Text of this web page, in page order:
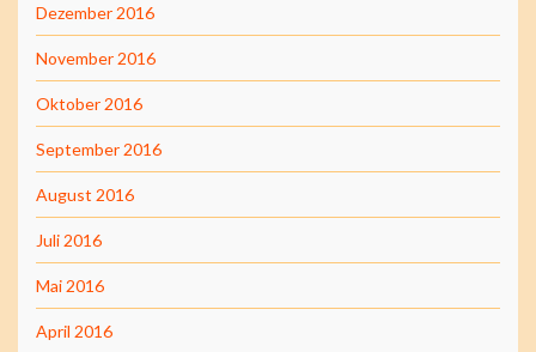
Dezember 2016
November 2016
Oktober 2016
September 2016
August 2016
Juli 2016
Mai 2016
April 2016